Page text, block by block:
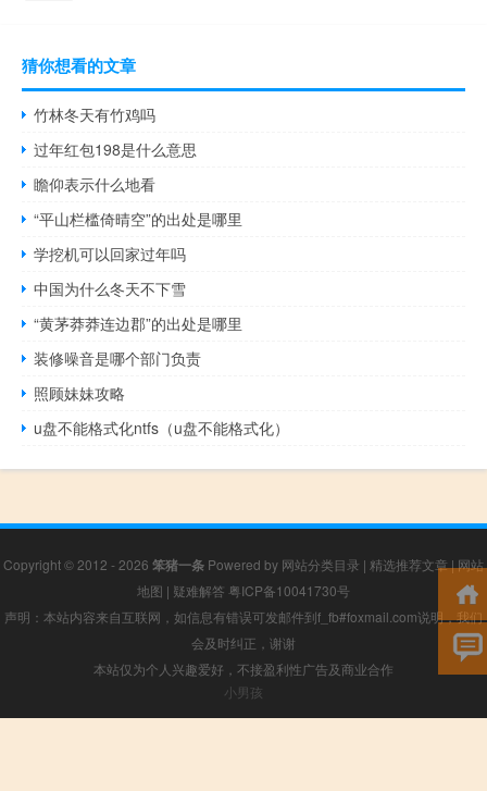
猜你想看的文章
竹林冬天有竹鸡吗
过年红包198是什么意思
瞻仰表示什么地看
“平山栏槛倚晴空”的出处是哪里
学挖机可以回家过年吗
中国为什么冬天不下雪
“黄茅莽莽连边郡”的出处是哪里
装修噪音是哪个部门负责
照顾妹妹攻略
u盘不能格式化ntfs（u盘不能格式化）
Copyright © 2012 - 2026 笨猪一条 Powered by 网站分类目录 | 精选推荐文章|网站
地图 | 疑难解答 粤ICP备10041730号
声明：本站内容来自互联网，如信息有错误可发邮件到f_fb#foxmail.com说明，我们
会及时纠正，谢谢
本站仅为个人兴趣爱好，不接盈利性广告及商业合作
小男孩